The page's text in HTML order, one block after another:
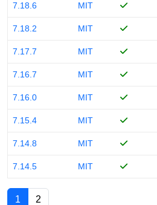
7.18.6 MIT
7.18.2 MIT
7.17.7 MIT
7.16.7 MIT
7.16.0 MIT
7.15.4 MIT
7.14.8 MIT
7.14.5 MIT
1 2